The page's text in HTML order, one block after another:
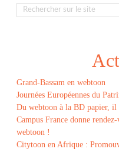
Grand-Bassam en webtoon
Journées Européennes du
Du webtoon à la BD papier, il
Campus France donne
webtoon !
Citytoon en Afrique :